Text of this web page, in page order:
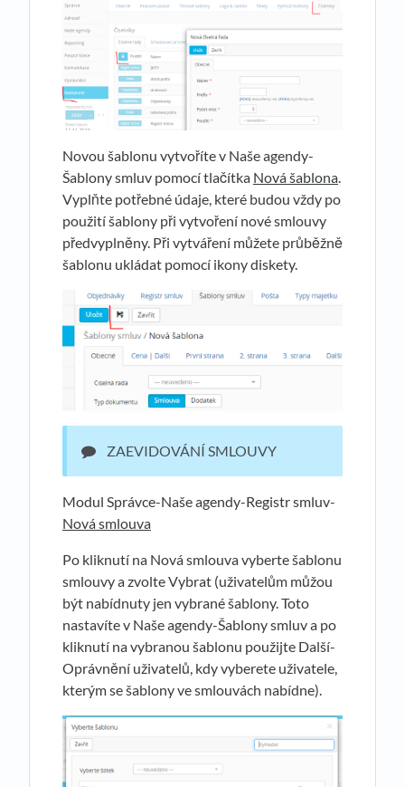
Novou šablonu vytvoříte v Naše agendy-
Šablony smluv pomocí tlačítka Nová šablona.
Vyplňte potřebné údaje, které budou vždy po
použití šablony při vytvoření nové smlouvy
předvyplněny. Při vytváření můžete průběžně
šablonu ukládat pomocí ikony diskety.
ZAEVIDOVÁNÍ SMLOUVY
Modul Správce-Naše agendy-Registr smluv-
Nová smlouva
Po kliknutí na Nová smlouva vyberte šablonu
smlouvy a zvolte Vybrat (uživatelům můžou
být nabídnuty jen vybrané šablony. Toto
nastavíte v Naše agendy-Šablony smluv a po
kliknutí na vybranou šablonu použijte Další-
Oprávnění uživatelů, kdy vyberete uživatele,
kterým se šablony ve smlouvách nabídne).